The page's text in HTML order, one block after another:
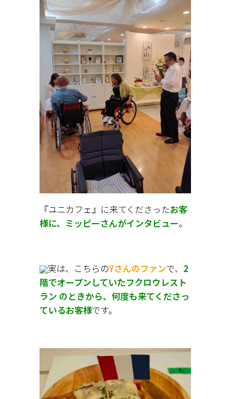
『ユニカフェ』に来てくださったお客
様に、ミッピーさんがインタビュー。
実は、こちらのYさんのファンで、 2
階でオープンしていたフクロウレスト
ラン のときから、何度も来てくださっ
ているお客様です。